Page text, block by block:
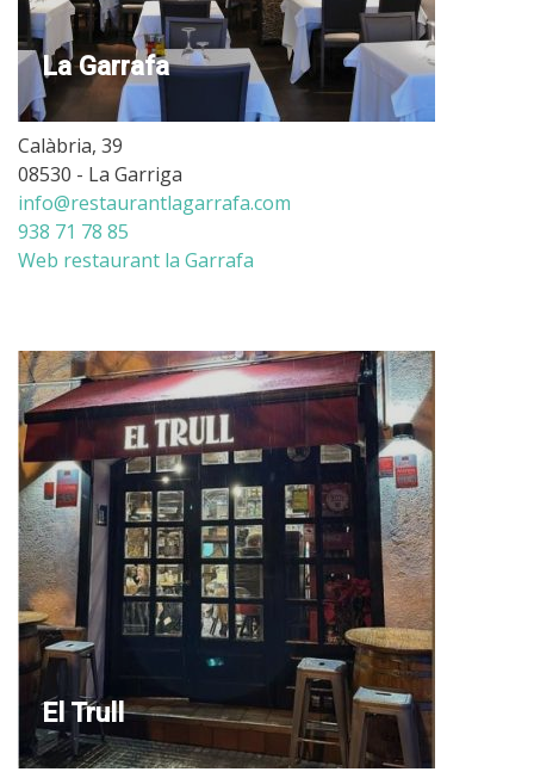
La Garrafa
Calàbria, 39
08530 - La Garriga
info@restaurantlagarrafa.com
938 71 78 85
Web restaurant la Garrafa
El Trull